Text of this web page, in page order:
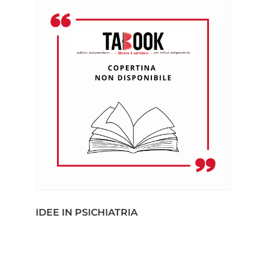
IDEE IN PSICHIATRIA